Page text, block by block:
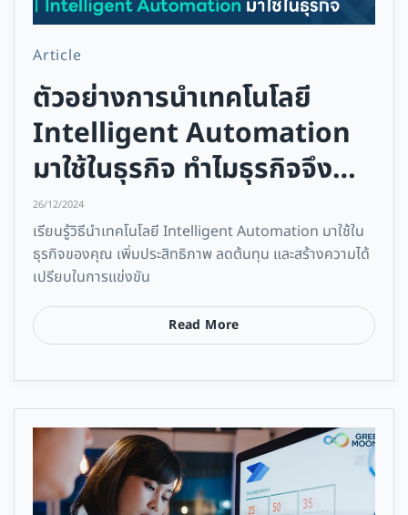
Article
ตัวอย่างการนำเทคโนโลยี
Intelligent Automation
มาใช้ในธุรกิจ ทำไมธุรกิจจึง
ต้องให้ความสำคัญ
26/12/2024
เรียนรู้วิธีนำเทคโนโลยี Intelligent Automation มาใช้ใน
ธุรกิจของคุณ เพิ่มประสิทธิภาพ ลดต้นทุน และสร้างความได้
เปรียบในการแข่งขัน
Read More